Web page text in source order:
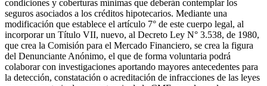
condiciones y coberturas mínimas que deberán contemplar los
seguros asociados a los créditos hipotecarios. Mediante una
modificación que establece el artículo 7° de este cuerpo legal, al
incorporar un Título VII, nuevo, al Decreto Ley N° 3.538, de 1980,
que crea la Comisión para el Mercado Financiero, se crea la figura
del Denunciante Anónimo, el que de forma voluntaria podrá
colaborar con investigaciones aportando mayores antecedentes para
la detección, constatación o acreditación de infracciones de las leyes